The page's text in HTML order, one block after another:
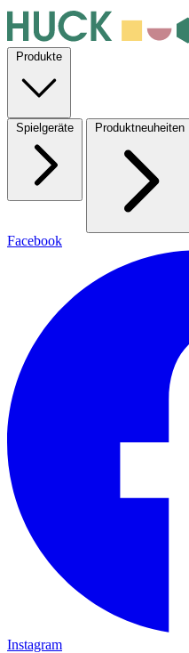
Produkte
Spielgeräte Produktneuheiten
Facebook
Instagram